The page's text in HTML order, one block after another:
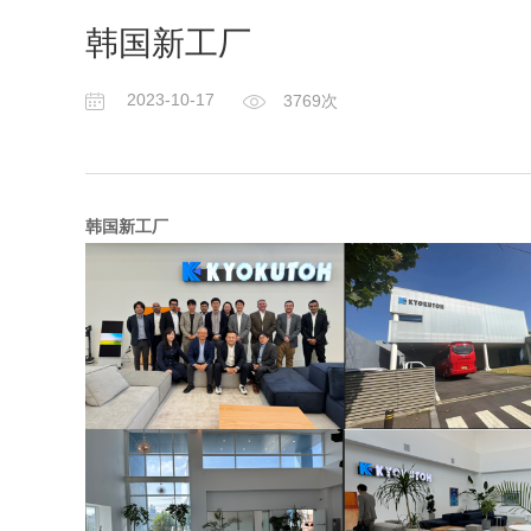
韩国新工厂
2023-10-17 3769次
韩国新工厂